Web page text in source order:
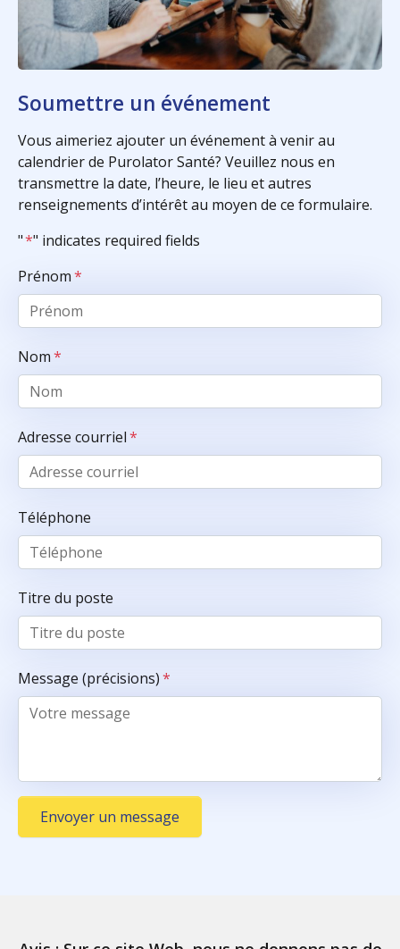
Soumettre un événement
Vous aimeriez ajouter un événement à venir au
calendrier de Purolator Santé? Veuillez nous en
transmettre la date, l’heure, le lieu et autres
renseignements d’intérêt au moyen de ce formulaire.
"*" indicates required fields
Prénom*
Nom*
Adresse courriel*
Téléphone
Titre du poste
Message (précisions)*
Envoyer un message